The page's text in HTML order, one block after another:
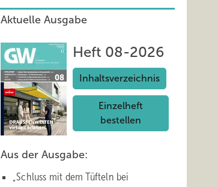
Aktuelle Ausgabe
Heft 08-2026
Inhaltsverzeichnis
Einzelheft
bestellen
Aus der Ausgabe:
„Schluss mit d em Tüfteln bei